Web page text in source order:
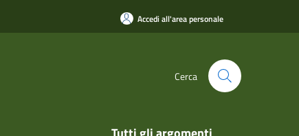
Accedi all'area personale
Cerca